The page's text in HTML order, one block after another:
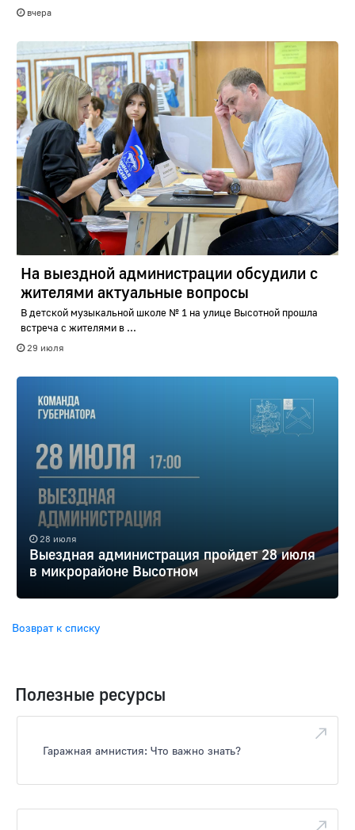
вчера
На выездной администрации обсудили с
жителями актуальные вопросы
В детской музыкальной школе № 1 на улице Высотной прошла
встреча с жителями в ...
29 июля
28 июля
Выездная администрация пройдет 28 июля
в микрорайоне Высотном
Возврат к списку
Полезные ресурсы
Гаражная амнистия: Что важно знать?